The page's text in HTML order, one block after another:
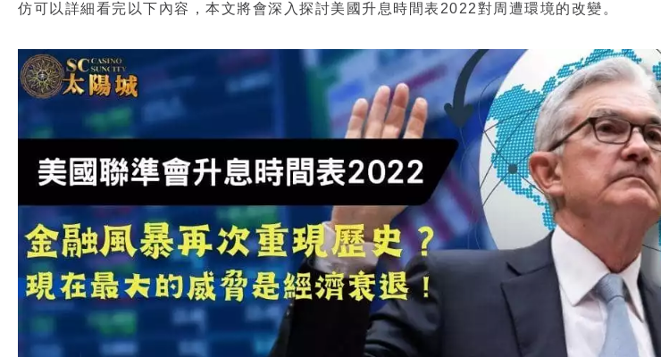
仿可以詳細看完以下內容，本文將會深入探討美國升息時間表2022對周遭環境的改變。